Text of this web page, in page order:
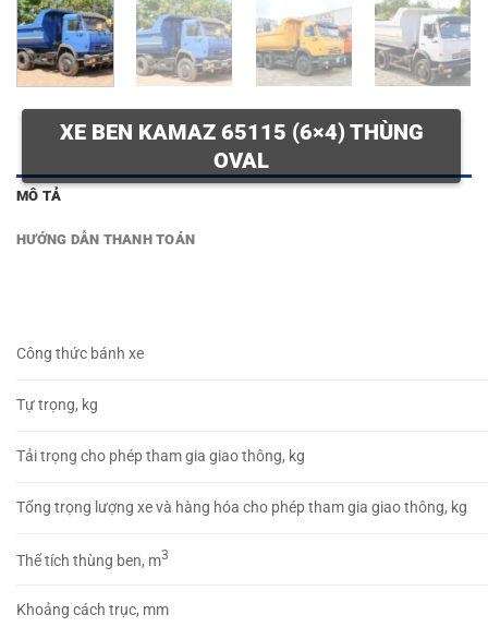
XE BEN KAMAZ 65115 (6×4) THÙNG
OVAL
MÔ TẢ
HƯỚNG DẪN THANH TOÁN
Công thức bánh xe
Tự trọng, kg
Tải trọng cho phép tham gia giao thông, kg
Tổng trọng lượng xe và hàng hóa cho phép tham gia giao thông, kg
Thể tích thùng ben, m3
Khoảng cách trục, mm